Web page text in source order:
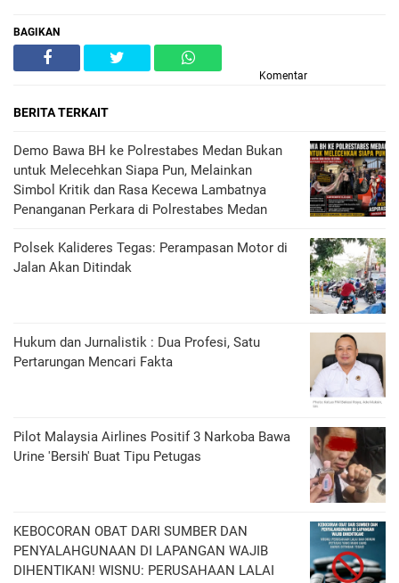
BAGIKAN
Komentar
BERITA TERKAIT
Demo Bawa BH ke Polrestabes Medan Bukan
untuk Melecehkan Siapa Pun, Melainkan
Simbol Kritik dan Rasa Kecewa Lambatnya
Penanganan Perkara di Polrestabes Medan
Polsek Kalideres Tegas: Perampasan Motor di
Jalan Akan Ditindak
Hukum dan Jurnalistik : Dua Profesi, Satu
Pertarungan Mencari Fakta
Pilot Malaysia Airlines Positif 3 Narkoba Bawa
Urine 'Bersih' Buat Tipu Petugas
KEBOCORAN OBAT DARI SUMBER DAN
PENYALAHGUNAAN DI LAPANGAN WAJIB
DIHENTIKAN! WISNU: PERUSAHAAN LALAI